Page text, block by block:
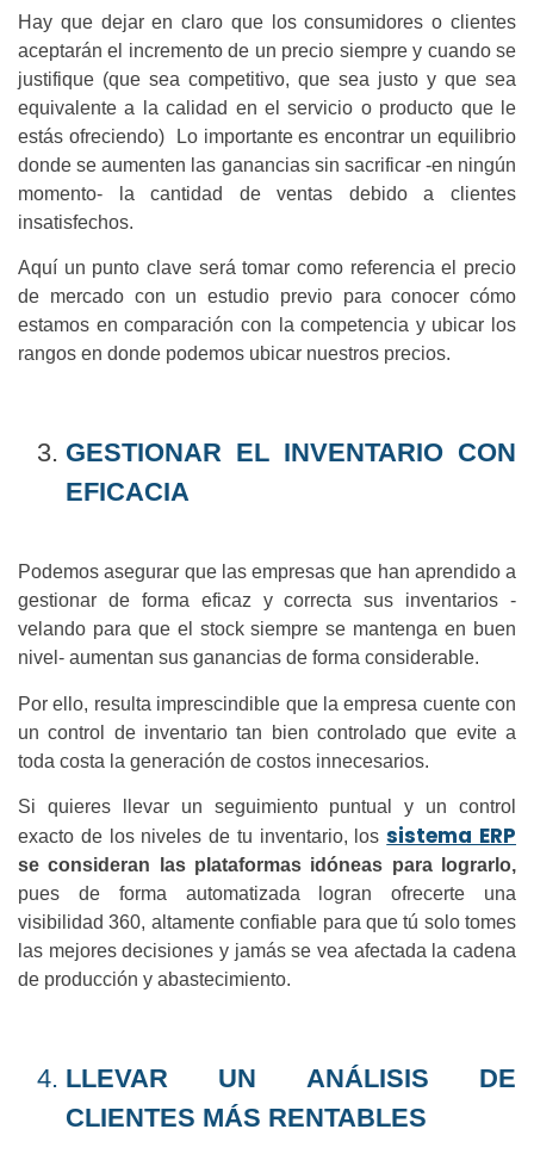
Hay que dejar en claro que los consumidores o clientes
aceptarán el incremento de un precio siempre y cuando se
justifique (que sea competitivo, que sea justo y que sea
equivalente a la calidad en el servicio o producto que le
estás ofreciendo) Lo importante es encontrar un equilibrio
donde se aumenten las ganancias sin sacrificar -en ningún
momento- la cantidad de ventas debido a clientes
insatisfechos.
Aquí un punto clave será tomar como referencia el precio
de mercado con un estudio previo para conocer cómo
estamos en comparación con la competencia y ubicar los
rangos en donde podemos ubicar nuestros precios.
GESTIONAR EL INVENTARIO CON
EFICACIA
Podemos asegurar que las empresas que han aprendido a
gestionar de forma eficaz y correcta sus inventarios -
velando para que el stock siempre se mantenga en buen
nivel- aumentan sus ganancias de forma considerable.
Por ello, resulta imprescindible que la empresa cuente con
un control de inventario tan bien controlado que evite a
toda costa la generación de costos innecesarios.
Si quieres llevar un seguimiento puntual y un control
exacto de los niveles de tu inventario, lossistema ERP
se consideran las plataformas idóneas para lograrlo,
pues de forma automatizada logran ofrecerte una
visibilidad 360, altamente confiable para que tú solo tomes
las mejores decisiones y jamás se vea afectada la cadena
de producción y abastecimiento.
LLEVAR UN ANÁLISIS DE
CLIENTES MÁS RENTABLES